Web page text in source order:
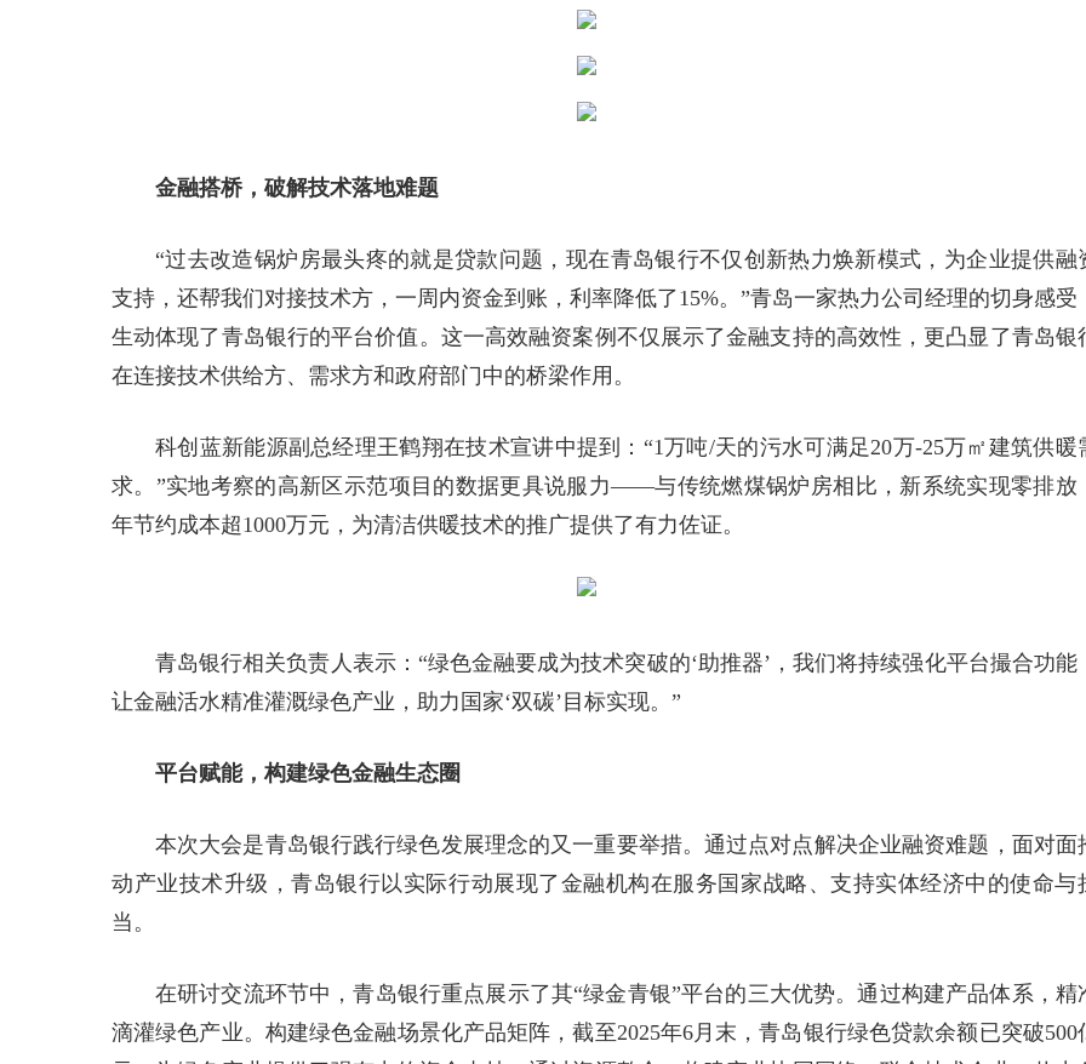
金融搭桥，破解技术落地难题
“过去改造锅炉房最头疼的就是贷款问题，现在青岛银行不仅创新热力焕新模式，为企业提供融
支持，还帮我们对接技术方，一周内资金到账，利率降低了15%。”青岛一家热力公司经理的切身感受
生动体现了青岛银行的平台价值。这一高效融资案例不仅展示了金融支持的高效性，更凸显了青岛银
在连接技术供给方、需求方和政府部门中的桥梁作用。
科创蓝新能源副总经理王鹤翔在技术宣讲中提到：“1万吨/天的污水可满足20万-25万㎡建筑供暖
求。”实地考察的高新区示范项目的数据更具说服力——与传统燃煤锅炉房相比，新系统实现零排放
年节约成本超1000万元，为清洁供暖技术的推广提供了有力佐证。
青岛银行相关负责人表示：“绿色金融要成为技术突破的‘助推器’，我们将持续强化平台撮合功能
让金融活水精准灌溉绿色产业，助力国家‘双碳’目标实现。”
平台赋能，构建绿色金融生态圈
本次大会是青岛银行践行绿色发展理念的又一重要举措。通过点对点解决企业融资难题，面对面
动产业技术升级，青岛银行以实际行动展现了金融机构在服务国家战略、支持实体经济中的使命与
当。
在研讨交流环节中，青岛银行重点展示了其“绿金青银”平台的三大优势。通过构建产品体系，精
滴灌绿色产业。构建绿色金融场景化产品矩阵，截至2025年6月末，青岛银行绿色贷款余额已突破500